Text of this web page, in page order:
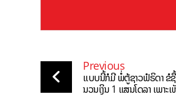
Previous
ແບບນີ້ກໍມີ ພໍ່ຕູ້ຊາວຟໍຣິດາ ຂໍຊື້
ນວນເງິນ 1 ແສນໂດລາ ເພາະ